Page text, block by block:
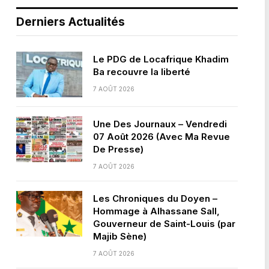
Derniers Actualités
Le PDG de Locafrique Khadim
Ba recouvre la liberté
7 AOÛT 2026
Une Des Journaux – Vendredi
07 Août 2026 (Avec Ma Revue
De Presse)
7 AOÛT 2026
Les Chroniques du Doyen –
Hommage à Alhassane Sall,
Gouverneur de Saint-Louis (par
Majib Sène)
7 AOÛT 2026